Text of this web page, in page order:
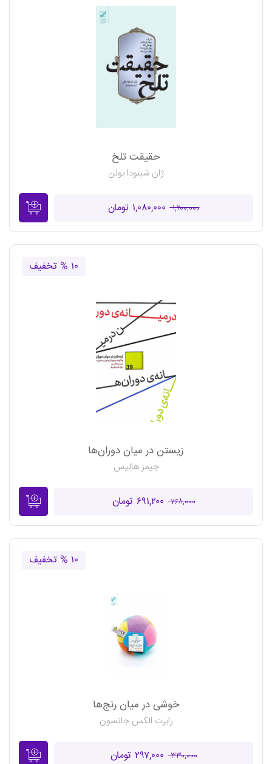
حقیقت تلخ
ژان شینودا بولن
۱,۲۰۰,۰۰۰ ۱,۰۸۰,۰۰۰ تومان
۱۰ % تخفیف
زیستن در میان دوران‌ها
جیمز هالیس
۷۶۸,۰۰۰ ۶۹۱,۲۰۰ تومان
۱۰ % تخفیف
خوشی در میان رنج‌ها
رابرت الکس جانسون
۳۳۰,۰۰۰ ۲۹۷,۰۰۰ تومان